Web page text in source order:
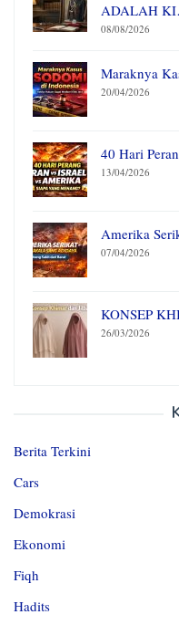
ADALAH
08/08/2026
Maraknya
20/04/2026
40 Hari
13/04/2026
Amerika
07/04/2026
KONSEP
26/03/2026
Berita Terkini
Cars
Demokrasi
Ekonomi
Fiqh
Hadits